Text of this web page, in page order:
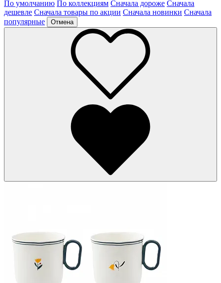
По умолчанию По коллекциям Сначала дороже Сначала
дешевле Сначала товары по акции Сначала новинки Сначала
популярные
Отмена